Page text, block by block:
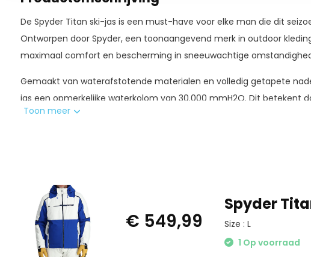
De Spyder Titan ski-jas is een must-have voor elke man die dit
Ontworpen door Spyder, een toonaangevend merk in outdoor
maximaal comfort en bescherming in sneeuwachtige
Gemaakt van waterafstotende materialen en volledig getapete
jas een opmerkelijke waterkolom van 30.000 mmH2O. Dit betekent
extreme druk door zware sneeuwval terwijl je de hele dag droog blijft.
van je ski-avonturen zonder ooit oververhit of bezweet te raken.
Toon meer
€ 549,99
Spyder
Size : L
1 Op voorraad